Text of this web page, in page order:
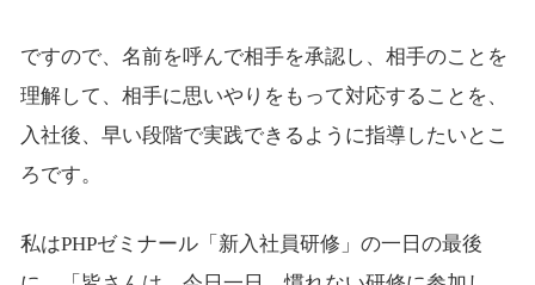
ですので、名前を呼んで相手を承認し、相手のことを
理解して、相手に思いやりをもって対応することを、
入社後、早い段階で実践できるように指導したいとこ
ろです。
私はPHPゼミナール「新入社員研修」の一日の最後